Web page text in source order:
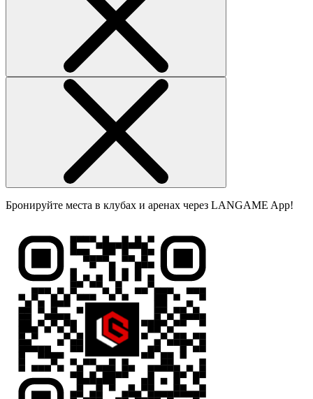
Бронируйте места в клубах и аренах через LANGAME App!